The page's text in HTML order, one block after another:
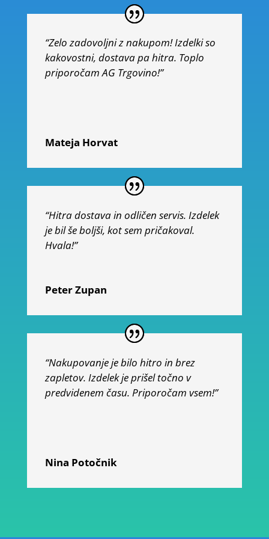
“Zelo zadovoljni z nakupom! Izdelki so
kakovostni, dostava pa hitra. Toplo
priporočam AG Trgovino!”
Mateja Horvat
“Hitra dostava in odličen servis. Izdelek
je bil še boljši, kot sem pričakoval.
Hvala!”
Peter Zupan
“Nakupovanje je bilo hitro in brez
zapletov. Izdelek je prišel točno v
predvidenem času. Priporočam vsem!”
Nina Potočnik